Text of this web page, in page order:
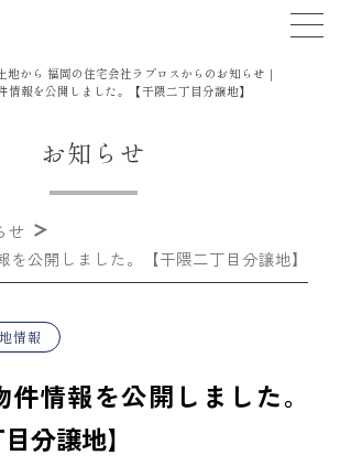
地から 福岡の住宅会社ラプロスからのお知らせ｜
情報を公開しました。【干隈二丁目分譲地】
お知らせ
せ
を公開しました。【干隈二丁目分譲地】
情報
情報を公開しました。
分譲地】